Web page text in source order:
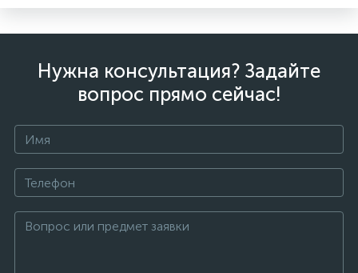
Нужна консультация? Задайте
вопрос прямо сейчас!